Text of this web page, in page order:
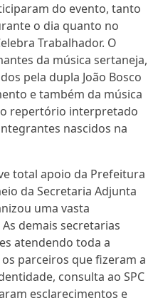
do evento, tanto
o dia quanto no
Trabalhador. O
da música sertaneja,
pela dupla João Bosco
e também da música
repertório interpretado
nascidos na
total apoio da Prefeitura
da Secretaria Adjunta
uma vasta
demais secretarias
atendendo toda a
parceiros que fizeram a
consulta ao SPC
esclarecimentos e